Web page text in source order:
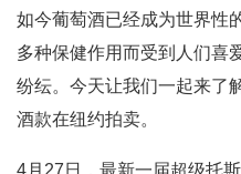
如今葡萄酒已经成为世界性
多种保健作用而受到人们喜
纷纭。今天让我们一起来了
酒款在纽约拍卖。
4月27日，最新一届超级托